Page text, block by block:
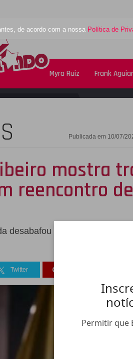
Permitir que
de acordo com a nossa Política de
Myra Ruiz Frank Aguiar
Publicada em 10/07/
mostra
reencontro de
desabafou sobre a
Twitter
QUEM SOMOS FALE CONOSCO
reservados